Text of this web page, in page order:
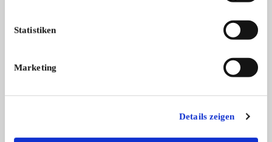
Statistiken
Marketing
Details zeigen
Lotus Evora | Vollausstattung | Orig ...
DS
Citroën DS20 |